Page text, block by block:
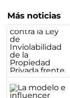
Más noticias